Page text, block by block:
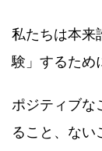
私たちは本来
験」するため
ポジティブな
ること、ない